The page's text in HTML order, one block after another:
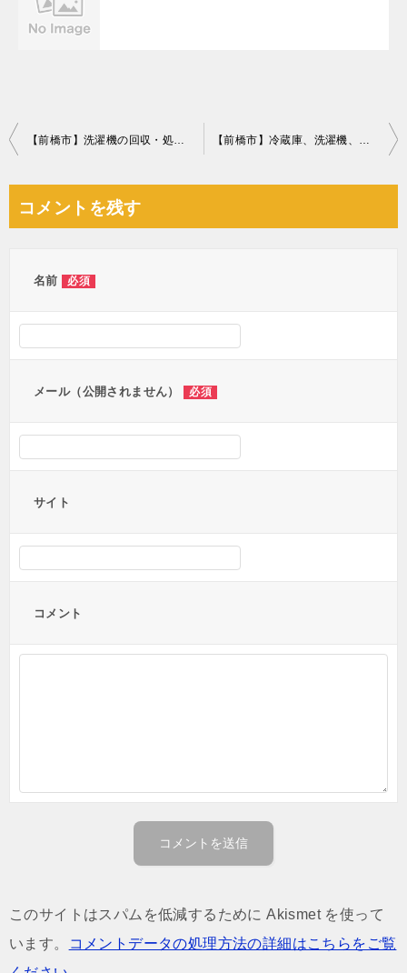
投
ビ
【前橋市】洗濯機の回収・処分ご依頼 お客様の声 【前橋市】冷蔵庫、洗濯機、電子レンジ、シングルベッドの回収・処分
コメントを残す
名前 必須
メール（公開されません） 必須
サイト
コメント
このサイトはスパムを低減するために Akismet を使って
います。
コメントデータの処理方法の詳細はこちらをご覧